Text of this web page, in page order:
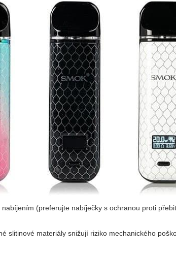
(preferujte nabíječky s ochranou proti
slitinové materiály snižují riziko mechanického